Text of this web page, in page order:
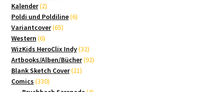
Kalender 22
Produkte
Poldi und Poldiline 66
Variantcover 6565
Western 66
Produkte
WizKids HeroClix Indy 3232
Produkte
Artbooks/Alben/Bücher 9292
Blank Sketch Cover 2121
Comics 330330